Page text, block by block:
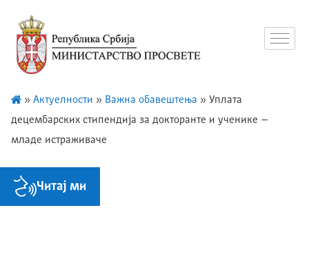
» Актуелности » Важна обавештења » Уплата
децембарских стипендија за докторанте и ученике –
младе истраживаче
Читај ми